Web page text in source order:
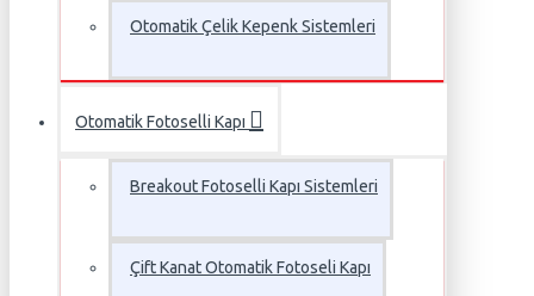
Otomatik Çelik Kepenk Sistemleri
Otomatik Fotoselli Kapı
Breakout Fotoselli Kapı Sistemleri
Çift Kanat Otomatik Fotoseli Kapı